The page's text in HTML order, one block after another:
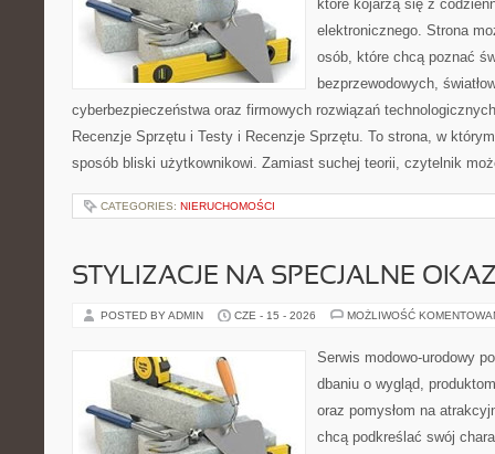
które kojarzą się z
elektronicznego. Strona
osób, które chcą poznać
bezprzewodowych,
cyberbezpieczeństwa oraz firmowych rozwiązań
Recenzje Sprzętu i Testy i Recenzje Sprzętu. To strona, w
sposób bliski użytkownikowi. Zamiast suchej teorii, czytelnik
CATEGORIES: NIERUCHOMOŚCI
STYLIZACJE NA SPECJALNE
POSTED BY ADMIN CZE - 15 - 2026 MOŻLIWOŚĆ
Serwis modowo-urodowy
dbaniu o wygląd,
oraz pomysłom na
chcą podkreślać swój